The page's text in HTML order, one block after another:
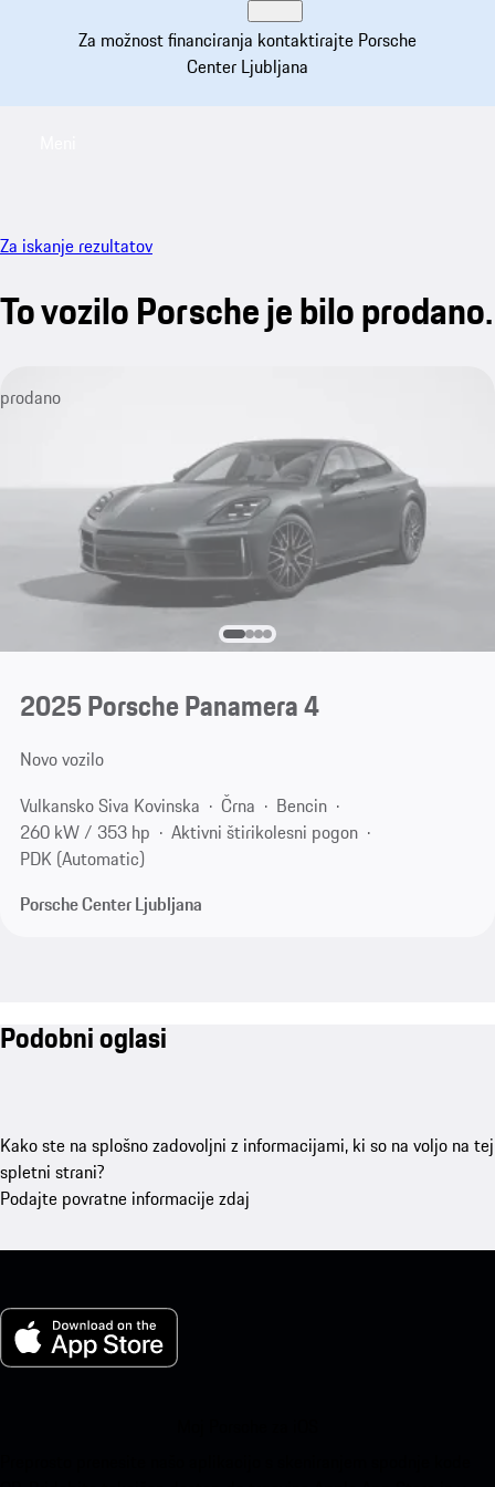
Za možnost financiranja kontaktirajte Porsche
Center Ljubljana
Za iskanje rezultatov
To vozilo Porsche je bilo prodano.
prodano
2025 Porsche Panamera 4
Novo vozilo
Vulkansko Siva Kovinska
Črna
Bencin
260 kW / 353 hp
Aktivni štirikolesni pogon
PDK (Automatic)
Porsche Center Ljubljana
Podobni oglasi
Kako ste na splošno zadovoljni z informacijami, ki so na voljo na tej
spletni strani?
Podajte povratne informacije zdaj